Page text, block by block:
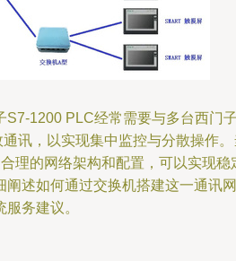
S7-1200 PLC经常需要与多台西门
讯，以实现集中监控与分散操作。
理的网络架构和配置，可以实现稳
阐述如何通过交换机搭建这一通讯网
务建议。